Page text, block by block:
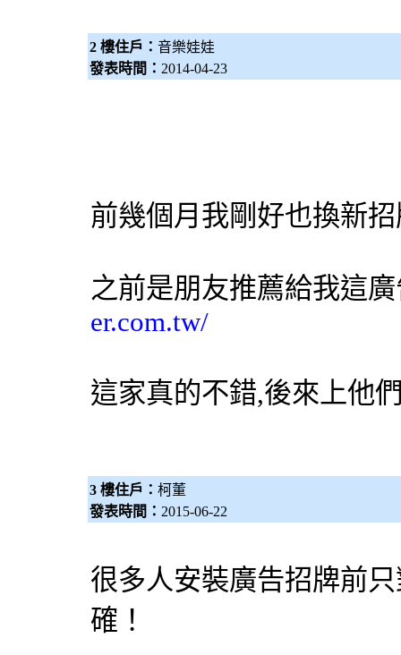
2 樓住戶： 音樂娃娃
發表時間： 2014-04-23
前幾個月我剛好也換新
之前是朋友推薦給我這
er.com.tw/
這家真的不錯,後來上他
3 樓住戶： 柯董
發表時間： 2015-06-22
很多人安裝廣告招牌前
確！